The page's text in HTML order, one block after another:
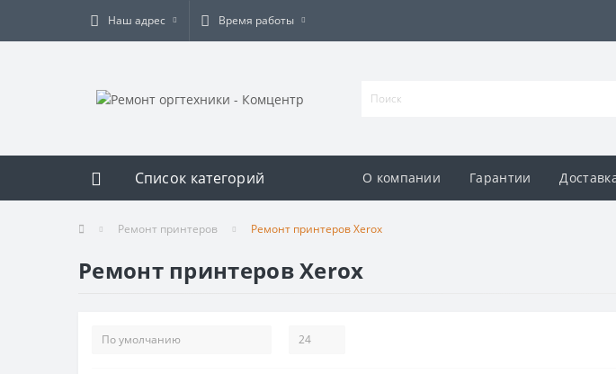
Наш адрес Время работы
Список категорий О компании Гарантии
Ремонт принтеров Ремонт принтеров Xerox
Ремонт принтеров Xerox